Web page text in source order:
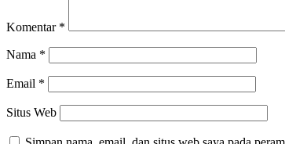
Komentar *
Nama *
Email *
Situs Web